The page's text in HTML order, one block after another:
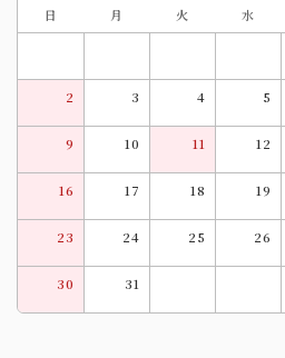
日 月 火 水
2 3 4 5
9 10 11 12
16 17 18 19
23 24 25 26
30 31